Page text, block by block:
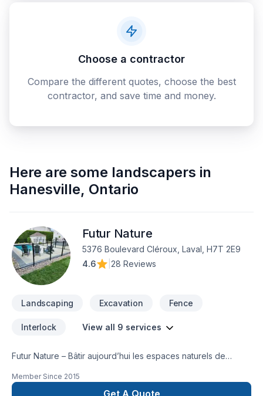
Choose a contractor
Compare the different quotes, choose the best
contractor, and save time and money.
Here are some landscapers in
Hanesville, Ontario
Futur Nature
5376 Boulevard Cléroux, Laval, H7T 2E9
4.6
28 Reviews
Landscaping Excavation Fence
Interlock View all 9 services
Futur Nature – Bâtir aujourd’hui les espaces naturels de
choix pour réaliser vos travaux d’aménagement
paysager.Futur Nature – Aménagement extérieur et projets
Member Since 2015
Get A Quote